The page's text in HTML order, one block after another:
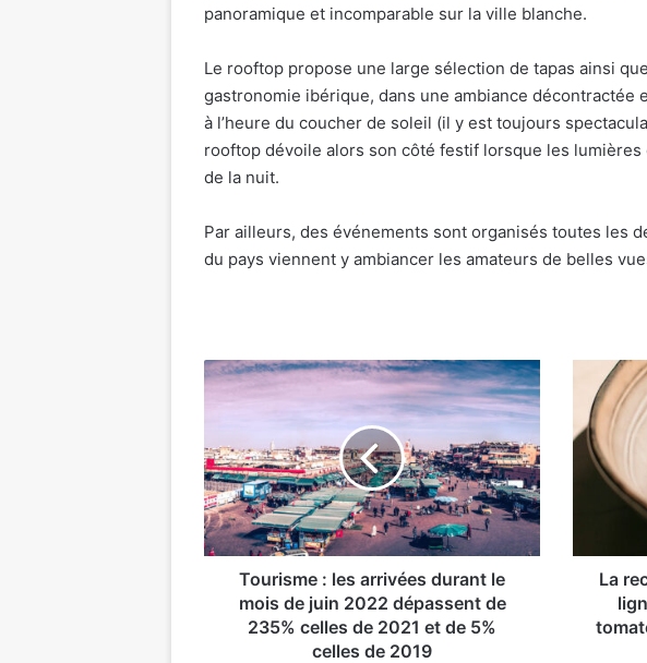
panoramique et incomparable sur la ville blanche.
Le rooftop propose une large sélection de tapas ainsi
gastronomie ibérique, dans une ambiance décontractée
à l’heure du coucher de soleil (il y est toujours
rooftop dévoile alors son côté festif lorsque les lumières
de la nuit.
Par ailleurs, des événements sont organisés toutes les
du pays viennent y ambiancer les amateurs de belles
Tourisme
durant
le
mois
de
juin
dépassent
Tourisme : les arrivées durant le
mois de juin 2022 dépassent de
235% celles de 2021 et de 5%
celles de 2019
recette
du
jour
Thon
ligne
eau
La